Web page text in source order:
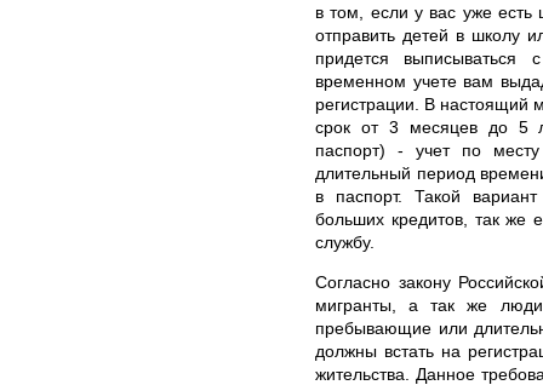
в том, если у вас уже
отправить детей в школу
придется выписываться
временном учете вам
регистрации. В
срок от 3 месяцев до 5
паспорт) - учет по
длительный период
в паспорт. Такой
больших кредитов, так же
службу.
Согласно закону
мигранты, а так же
пребывающие или
должны встать на
жительства. Данное